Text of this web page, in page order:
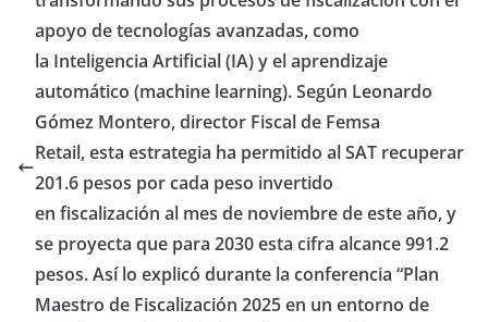
apoyo de tecnologías avanzadas, como
la Inteligencia Artificial (IA) y el aprendizaje
automático (machine learning). Según Leonardo
Gómez Montero, director Fiscal de Femsa
Retail, esta estrategia ha permitido al SAT recuperar
201.6 pesos por cada peso invertido
en fiscalización al mes de noviembre de este año, y
se proyecta que para 2030 esta cifra alcance 991.2
pesos. Así lo explicó durante la conferencia “Plan
Maestro de Fiscalización 2025 en un entorno de